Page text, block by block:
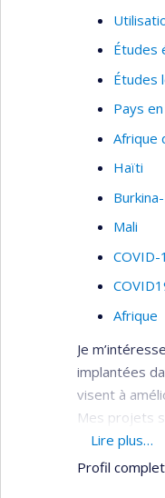
Études
Études
Pays
Afrique
Haïti
Mali
COVID-
Afrique
Je
implantées
visent à
Mes projets
contrôle et
ainsi que sur
Lire plus…
Profil complet